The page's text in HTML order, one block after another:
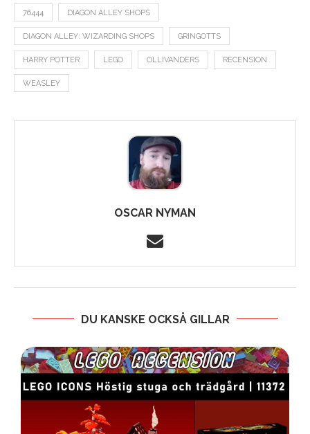
76444 DIAGON ALLEY SHOPS
DIAGON ALLEY: WIZARDING SHOPS GRINGOTTS
HARRY POTTER LEGO OLLIVANDERS RECENSION
WEASLEY
OSCAR NYMAN
DU KANSKE OCKSÅ GILLAR